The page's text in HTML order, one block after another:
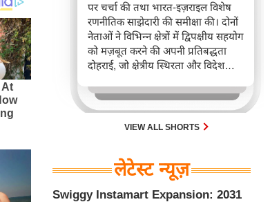
पर चर्चा की तथा भारत-इज़राइल विशेष
रणनीतिक साझेदारी की समीक्षा की। दोनों
नेताओं ने विभिन्न क्षेत्रों में द्विपक्षीय सहयोग
को मज़बूत करने की अपनी प्रतिबद्धता
दोहराई, जो क्षेत्रीय स्थिरता और विदेश
करता है।
VIEW ALL SHORTS
लेटेस्ट न्यूज़
Swiggy Instamart Expansion: 2031